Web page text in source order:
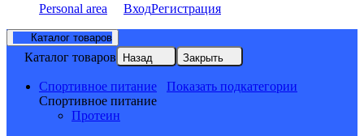
Personal area ВходРегистрация
Каталог товаров
Каталог товаров Назад Закрыть
Спортивное питание
Показать подкатегории
Спортивное питание
Протеин